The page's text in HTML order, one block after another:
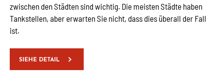
zwischen den Städten sind wichtig. Die meisten Städte haben
Tankstellen, aber erwarten Sie nicht, dass dies überall der Fall
ist.
SIEHE DETAIL